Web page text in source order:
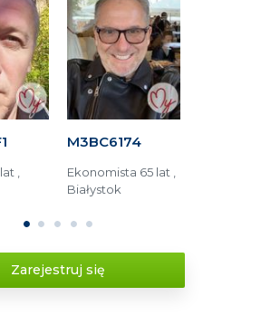
,
M3BC6174
Ekonomista 65 lat ,
Białystok
1 2 3 4 5
Zarejestruj się